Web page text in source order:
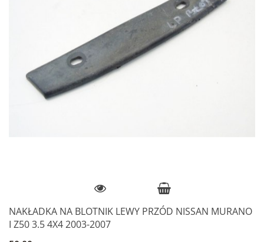
NAKŁADKA NA BLOTNIK LEWY PRZÓD NISSAN MURANO
I Z50 3.5 4X4 2003-2007